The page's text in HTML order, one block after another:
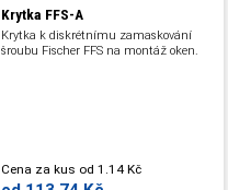
Krytka FFS-A
Krytka k diskrétnímu zamaskování
šroubu Fischer FFS na montáž oken.
Cena za kus od 1.14 Kč